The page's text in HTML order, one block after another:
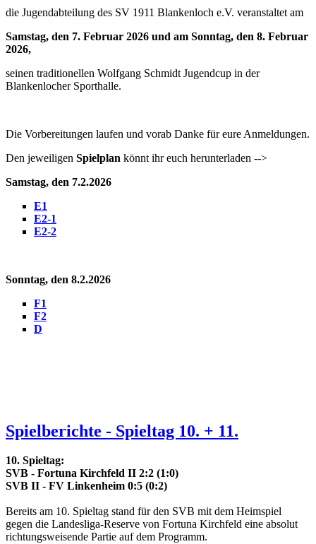
die Jugendabteilung des SV 1911 Blankenloch e.V. veranstaltet am
Samstag, den 7. Februar 2026 und am Sonntag, den 8. Februar
2026,
seinen traditionellen Wolfgang Schmidt Jugendcup in der
Blankenlocher Sporthalle.
Die Vorbereitungen laufen und vorab Danke für eure Anmeldungen.
Den jeweiligen Spielplan könnt ihr euch herunterladen -->
Samstag, den 7.2.2026
E1
E2-1
E2-2
Sonntag, den 8.2.2026
F1
F2
D
Spielberichte - Spieltag 10. + 11.
10. Spieltag:
SVB - Fortuna Kirchfeld II 2:2 (1:0)
SVB II - FV Linkenheim 0:5 (0:2)
Bereits am 10. Spieltag stand für den SVB mit dem Heimspiel
gegen die Landesliga-Reserve von Fortuna Kirchfeld eine absolut
richtungsweisende Partie auf dem Programm.